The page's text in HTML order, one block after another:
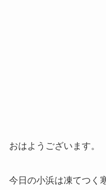
おはようございます。
今日の小浜は凍てつく